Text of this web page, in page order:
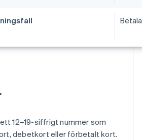
12–19-siffrigt nummer som
debetkort eller förbetalt kort.